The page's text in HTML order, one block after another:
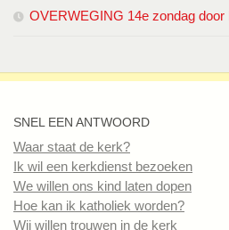
OVERWEGING 14e zondag door
SNEL EEN ANTWOORD
Waar staat de kerk?
Ik wil een kerkdienst bezoeken
We willen ons kind laten dopen
Hoe kan ik katholiek worden?
Wij willen trouwen in de kerk